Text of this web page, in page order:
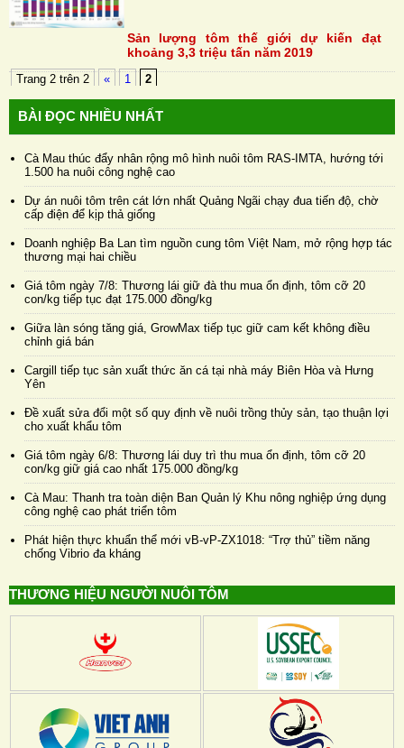
Sản lượng tôm thế giới dự kiến đạt
khoảng 3,3 triệu tấn năm 2019
Trang 2 trên 2 « 1 2
BÀI ĐỌC NHIỀU NHẤT
Cà Mau thúc đẩy nhân rộng mô hình nuôi tôm RAS-IMTA, hướng tới
1.500 ha nuôi công nghệ cao
Dự án nuôi tôm trên cát lớn nhất Quảng Ngãi chạy đua tiến độ, chờ
cấp điện để kịp thả giống
Doanh nghiệp Ba Lan tìm nguồn cung tôm Việt Nam, mở rộng hợp tác
thương mại hai chiều
Giá tôm ngày 7/8: Thương lái giữ đà thu mua ổn định, tôm cỡ 20
con/kg tiếp tục đạt 175.000 đồng/kg
Giữa làn sóng tăng giá, GrowMax tiếp tục giữ cam kết không điều
chỉnh giá bán
Cargill tiếp tục sản xuất thức ăn cá tại nhà máy Biên Hòa và Hưng
Yên
Đề xuất sửa đổi một số quy định về nuôi trồng thủy sản, tạo thuận lợi
cho xuất khẩu tôm
Giá tôm ngày 6/8: Thương lái duy trì thu mua ổn định, tôm cỡ 20
con/kg giữ giá cao nhất 175.000 đồng/kg
Cà Mau: Thanh tra toàn diện Ban Quản lý Khu nông nghiệp ứng dụng
công nghệ cao phát triển tôm
Phát hiện thực khuẩn thể mới vB-vP-ZX1018: “Trợ thủ” tiềm năng
chống Vibrio đa kháng
THƯƠNG HIỆU NGƯỜI NUÔI TÔM